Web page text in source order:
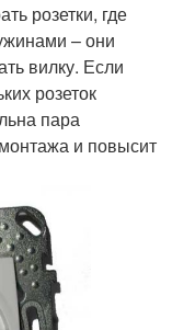
розетки, где
– они
вилку. Если
розеток
пара
и повысит